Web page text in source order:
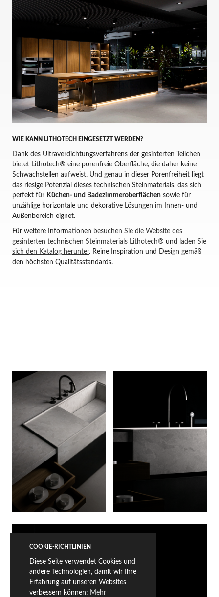
WIE KANN LITHOTECH EINGESETZT WERDEN?
Dank des Ultraverdichtungsverfahrens der gesinterten Teilchen
bietet Lithotech® eine porenfreie Oberfläche, die daher keine
Schwachstellen aufweist. Und genau in dieser Porenfreiheit liegt
das riesige Potenzial dieses technischen Steinmaterials, das sich
perfekt für Küchen- und Badezimmeroberflächen sowie für
unzählige horizontale und dekorative Lösungen im Innen- und
Außenbereich eignet.
Für weitere Informationen besuchen Sie die Website des
gesinterten technischen Steinmaterials Lithotech® und
laden Sie
sich den Katalog herunter. Reine Inspiration und Design gemäß
den höchsten Qualitätsstandards.
COOKIE-RICHTLINIEN
Diese Seite verwendet Cookies und
andere Technologien, damit wir Ihre
Erfahrung auf unseren Websites
verbessern können: Mehr